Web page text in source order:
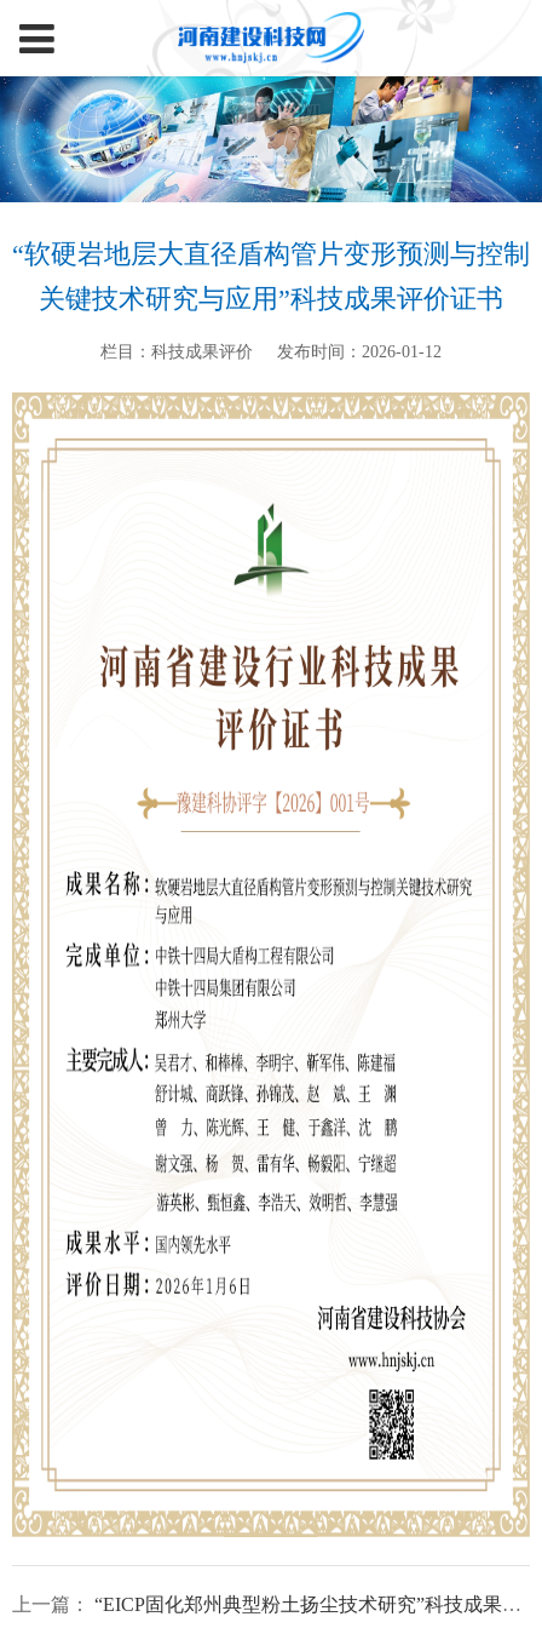
“软硬岩地层大直径盾构管片变形预测与控制
关键技术研究与应用”科技成果评价证书
栏目：科技成果评价 发布时间：2026-01-12
上一篇： “EICP固化郑州典型粉土扬尘技术研究”科技成果评价证书